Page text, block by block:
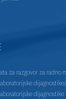
za razgovor za radno
dijagnostike